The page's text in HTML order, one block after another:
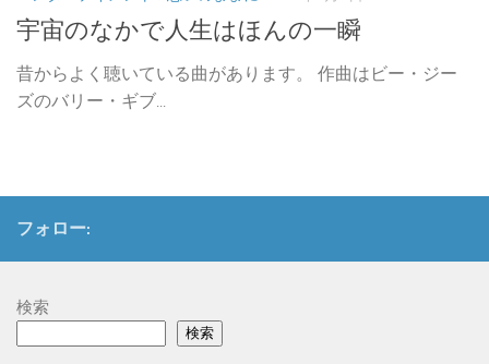
宇宙のなかで人生はほんの一瞬
昔からよく聴いている曲があります。 作曲はビー・ジー
ズのバリー・ギブ...
フォロー:
検索
検索